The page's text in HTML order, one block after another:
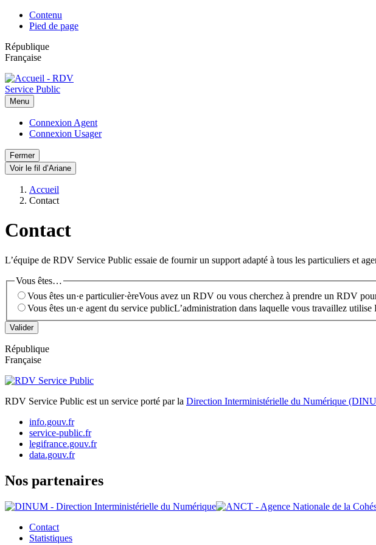
Contenu
Pied de page
République
Française
Menu
Connexion Agent
Connexion Usager
Fermer
Voir le fil d’Ariane
Accueil
Contact
Contact
L’équipe de RDV Service Public essaie de fournir un support adapté à tous les particuliers et
Vous êtes…
Vous êtes un·e particulier·èreVous avez un RDV ou vous cherchez à prendre un RDV
Vous êtes un·e agent du service publicL’administration dans laquelle vous travaillez
République
Française
RDV Service Public est un service porté par la Direction Interministérielle du Numérique
info.gouv.fr
service-public.fr
legifrance.gouv.fr
data.gouv.fr
Nos partenaires
Contact
Statistiques